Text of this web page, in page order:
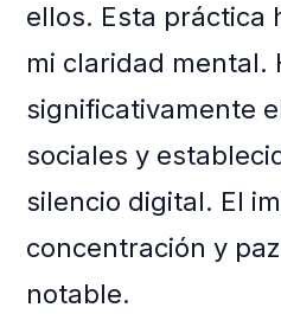
ellos. Esta práctica
mi claridad mental.
significativamente
sociales y
silencio digital. El
concentración y
notable.